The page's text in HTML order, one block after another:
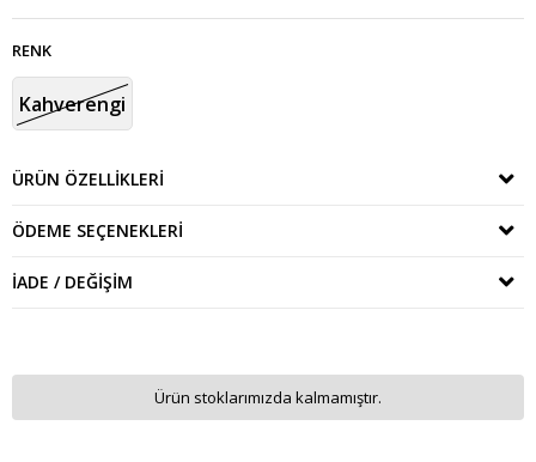
RENK
Kahverengi
ÜRÜN ÖZELLIKLERI
ÖDEME SEÇENEKLERI
İADE / DEĞIŞIM
Ürün stoklarımızda kalmamıştır.